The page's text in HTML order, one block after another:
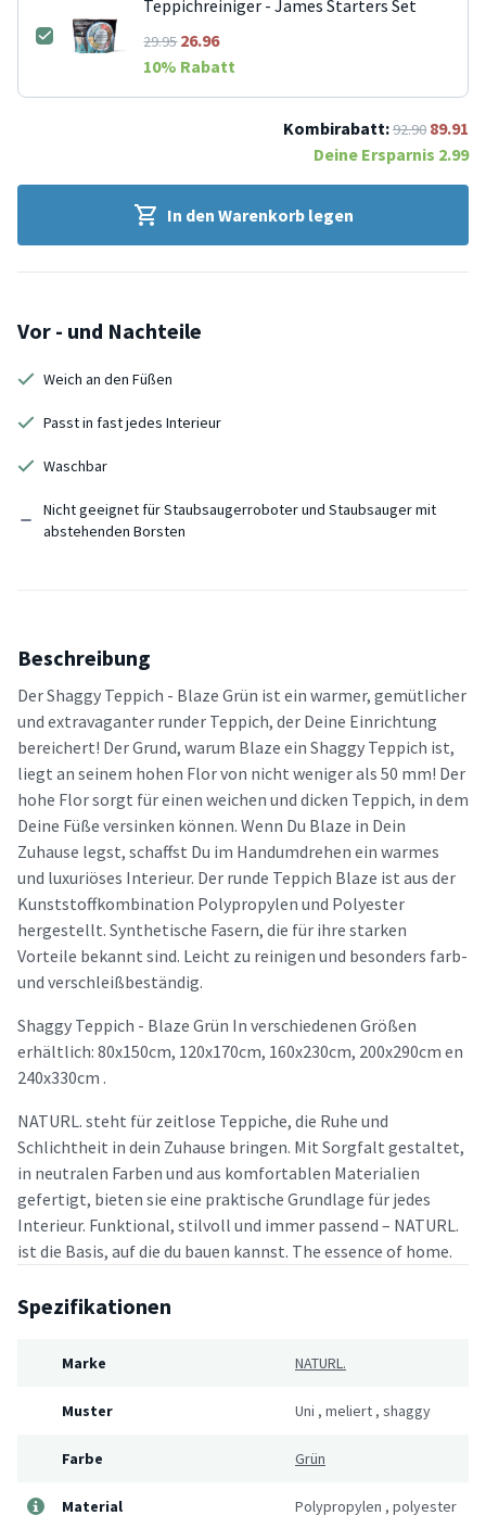
Teppichreiniger - James Starters Set
29.9526.96
10% Rabatt
Kombirabatt:92.90 89.91
Deine Ersparnis 2.99
In den Warenkorb legen
Vor - und Nachteile
Weich an den Füßen
Passt in fast jedes Interieur
Waschbar
Nicht geeignet für Staubsaugerroboter und Staubsauger mit
abstehenden Borsten
Beschreibung
Der Shaggy Teppich - Blaze Grün ist ein warmer, gemütlicher
und extravaganter runder Teppich, der Deine Einrichtung
bereichert! Der Grund, warum Blaze ein Shaggy Teppich ist,
liegt an seinem hohen Flor von nicht weniger als 50 mm! Der
hohe Flor sorgt für einen weichen und dicken Teppich, in dem
Deine Füße versinken können. Wenn Du Blaze in Dein
Zuhause legst, schaffst Du im Handumdrehen ein warmes
und luxuriöses Interieur. Der runde Teppich Blaze ist aus der
Kunststoffkombination Polypropylen und Polyester
hergestellt. Synthetische Fasern, die für ihre starken
Vorteile bekannt sind. Leicht zu reinigen und besonders farb-
und verschleißbeständig.
Shaggy Teppich - Blaze Grün In verschiedenen Größen
erhältlich: 80x150cm, 120x170cm, 160x230cm, 200x290cm en
240x330cm .
NATURL. steht für zeitlose Teppiche, die Ruhe und
Schlichtheit in dein Zuhause bringen. Mit Sorgfalt gestaltet,
in neutralen Farben und aus komfortablen Materialien
gefertigt, bieten sie eine praktische Grundlage für jedes
Interieur. Funktional, stilvoll und immer passend – NATURL.
ist die Basis, auf die du bauen kannst. The essence of home.
Spezifikationen
Marke NATURL.
Muster Uni , meliert , shaggy
Farbe Grün
Material Polypropylen , polyester